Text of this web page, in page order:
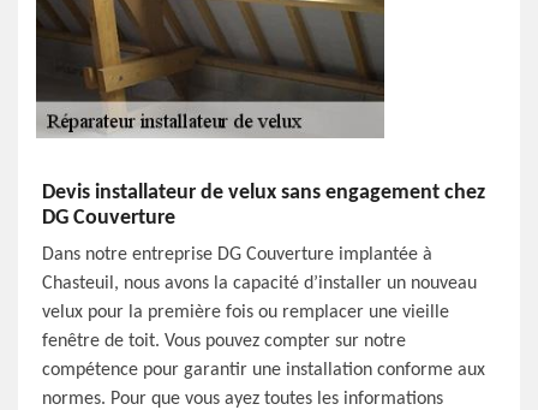
Devis installateur de velux sans engagement chez
DG Couverture
Dans notre entreprise DG Couverture implantée à
Chasteuil, nous avons la capacité d’installer un nouveau
velux pour la première fois ou remplacer une vieille
fenêtre de toit. Vous pouvez compter sur notre
compétence pour garantir une installation conforme aux
normes. Pour que vous ayez toutes les informations